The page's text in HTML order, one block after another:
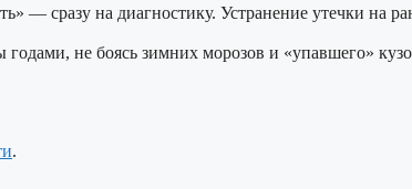
— сразу на диагностику. Устранение утечки на
не боясь зимних морозов и «упавшего»
.